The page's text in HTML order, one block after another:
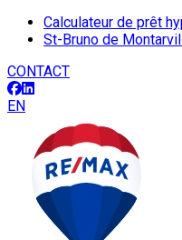
Calculateur de prêt
St-Bruno de
CONTACT
EN